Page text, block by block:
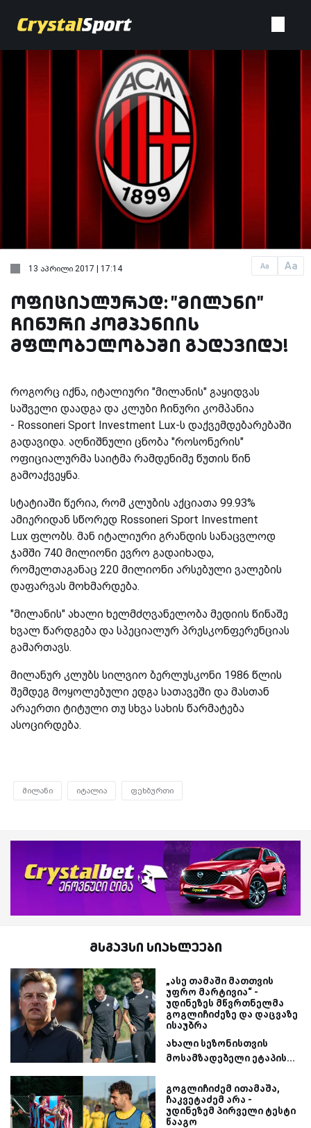
Aa Aa
13 აპრილი 2017 | 17:14
ოფიციალურად: "მილანი"
ჩინური კომპანიის
მფლობელობაში გადავიდა!
როგორც იქნა, იტალიური "მილანის" გაყიდვას
საშველი დაადგა და კლუბი ჩინური კომპანია
- Rossoneri Sport Investment Lux-ს დაქვემდებარებაში
გადავიდა. აღნიშნული ცნობა "როსონერის"
ოფიციალურმა საიტმა რამდენიმე წუთის წინ
გამოაქვეყნა.
სტატიაში წერია, რომ კლუბის აქციათა 99.93%
ამიერიდან სწორედ Rossoneri Sport Investment
Lux ფლობს. მან იტალიური გრანდის სანაცვლოდ
ჯამში 740 მილიონი ევრო გადაიხადა,
რომელთაგანაც 220 მილიონი არსებული ვალების
დაფარვას მოხმარდება.
"მილანის" ახალი ხელმძღვანელობა მედიის წინაშე
ხვალ წარდგება და სპეციალურ პრესკონფერენციას
გამართავს.
მილანურ კლუბს სილვიო ბერლუსკონი 1986 წლის
შემდეგ მოყოლებული ედგა სათავეში და მასთან
არაერთი ტიტული თუ სხვა სახის წარმატება
ასოცირდება.
მილანი იტალია ფეხბურთი
მსგავსი სიახლეები
„ასე თამაში მათთვის
უფრო მარტივია“ -
უდინეზეს მწვრთნელმა
გოგლიჩიძეზე და დაცვაზე
ისაუბრა
ახალი სეზონისთვის
მოსამზადებელი ეტაპის...
გოგლიჩიძემ ითამაშა,
ჩაკვეტაძემ არა -
უდინეზემ პირველი ტესტი
წააგო